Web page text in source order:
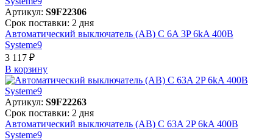
Артикул: S9F22306
Срок поставки: 2 дня
Автоматический выключатель (АВ) C 6A 3P 6kA 400В
Systeme9
3 117 ₽
В корзинy
Артикул: S9F22263
Срок поставки: 2 дня
Автоматический выключатель (АВ) C 63A 2P 6kA 400В
Systeme9